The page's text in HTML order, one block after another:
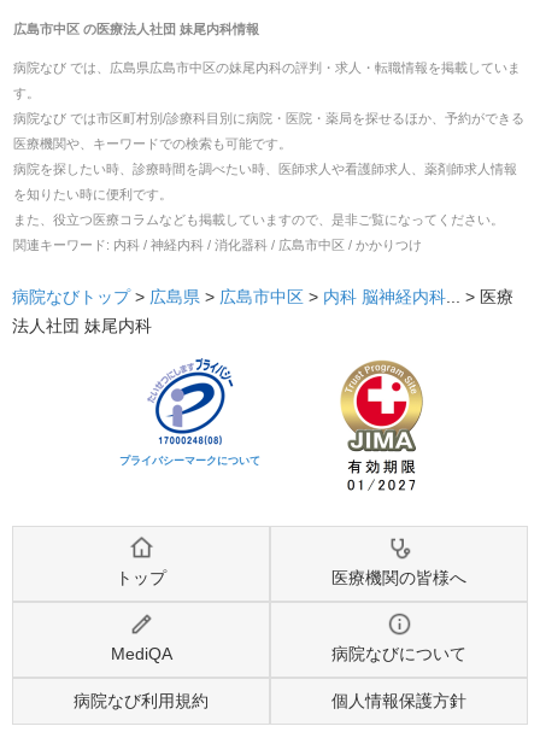
広島市中区 の医療法人社団 妹尾内科情報
病院なび では、 広島県広島市中区の妹尾内科の評判・求人・転職情報を掲載していま
す。
病院なび では市区町村別/診療科目別に病院・医院・薬局を探せるほか、予約ができる
医療機関や、キーワードでの検索も可能です。
病院を探したい時、診療時間を調べたい時、医師求人や看護師求人、薬剤師求人情報
を知りたい時に便利です。
また、役立つ医療コラムなども掲載していますので、是非ご覧になってください。
関連キーワード: 内科 / 神経内科 / 消化器科 / 広島市中区 / かかりつけ
病院なびトップ > 広島県 > 広島市中区 > 内科 脳神経内科 ... > 医療
法人社団 妹尾内科
プライバシーマークについて
トップ 医療機関の皆様へ
MediQA 病院なびについて
病院なび利用規約 個人情報保護方針